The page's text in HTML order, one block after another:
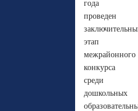
года
проведен
этап
межрайонного
конкурса
среди
дошкольных